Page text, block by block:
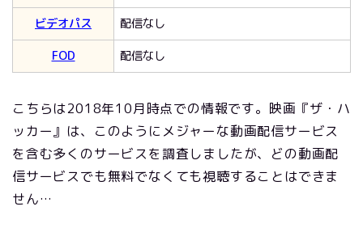
ビデオパス
配信なし
FOD
配信なし
こちらは2018年10月時点での情報です。映画『ザ・ハ
ッカー』は、このようにメジャーな動画配信サービス
を含む多くのサービスを調査しましたが、どの動画配
信サービスでも無料でなくても視聴することはできま
せん…